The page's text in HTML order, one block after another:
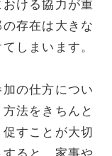
ける協力が重
存在は大きな
しまいます。
の仕方につい
法をきちんと
すことが大切